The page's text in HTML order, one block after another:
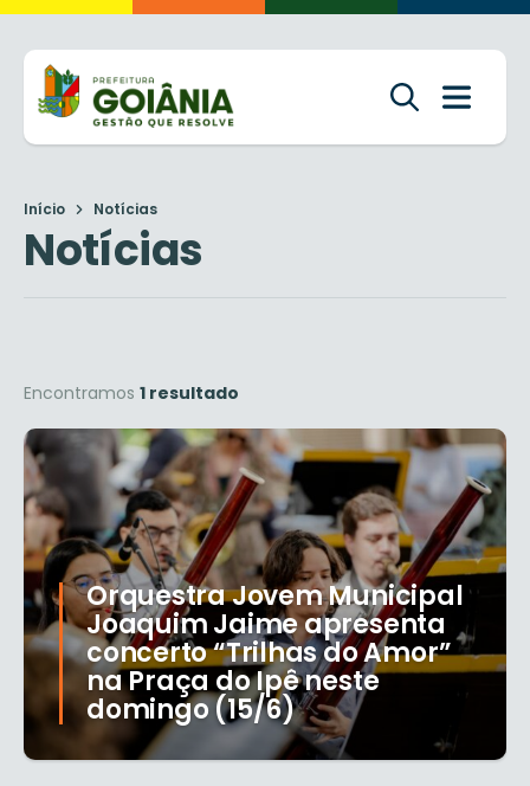
Início Notícias
Notícias
Encontramos 1 resultado
Orquestra Jovem Municipal
Joaquim Jaime apresenta
concerto “Trilhas do Amor”
na Praça do Ipê neste
domingo (15/6)